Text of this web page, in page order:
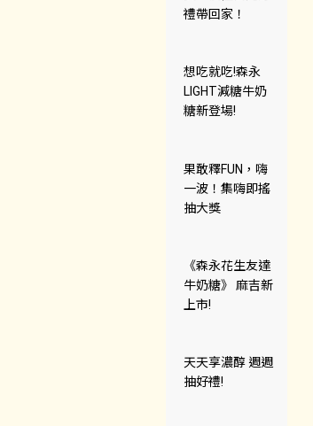
禮帶回家！
想吃就吃!森永
LIGHT減糖牛奶
糖新登場!
果敢釋FUN，嗨
一波！集嗨即搖
抽大獎
《森永花生友達
牛奶糖》 麻吉新
上市!
天天享濃醇 週週
抽好禮!